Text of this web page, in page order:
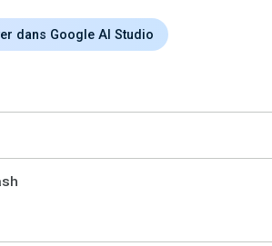
dans Google AI Studio